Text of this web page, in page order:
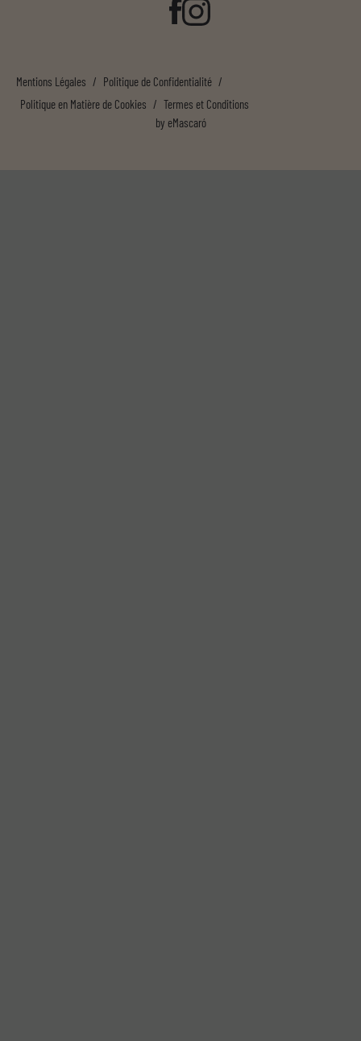
Mentions Légales / Politique de Confidentialité /
Politique en Matière de Cookies / Termes et Conditions
by eMascaró